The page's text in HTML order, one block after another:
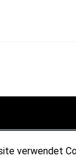
verwendet